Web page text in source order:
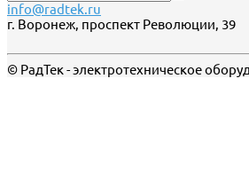
info@radtek.ru
г. Воронеж, проспект Революции, 39
© РадТек - электротехническое